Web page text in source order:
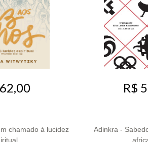
chamado à lucidez
R$
Adinkra -